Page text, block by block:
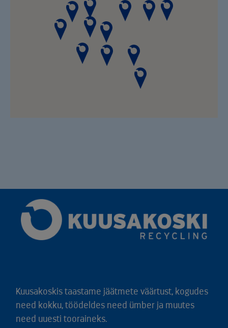
Kuusakoskis taastame jäätmete väärtust, kogudes
need kokku, töödeldes need ümber ja muutes
need uuesti tooraineks.